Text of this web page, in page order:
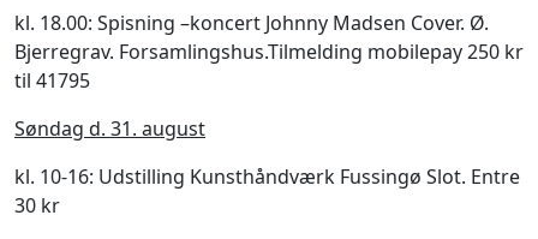
kl. 18.00: Spisning –koncert Johnny Madsen Cover. Ø.
Bjerregrav. Forsamlingshus.Tilmelding mobilepay 250 kr
til 41795
Søndag d. 31. august
kl. 10-16: Udstilling Kunsthåndværk Fussingø Slot. Entre
30 kr